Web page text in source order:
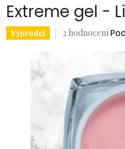
Extreme gel -
Výprodej
Průměrné
5,0
5
hvězdiček.
2 hodnocení